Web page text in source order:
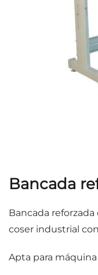
Bancada
Bancada
coser industrial
Apta para